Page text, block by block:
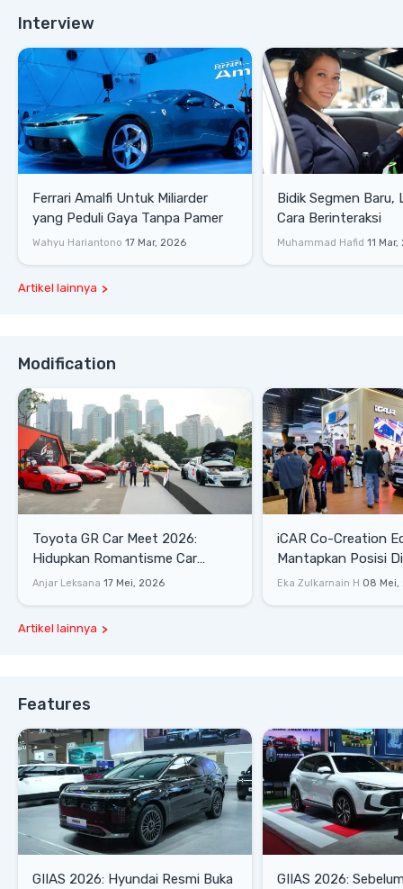
Interview
Ferrari Amalfi Untuk Miliarder
yang Peduli Gaya Tanpa Pamer
Wahyu Hariantono 17 Mar, 2026
Bidik Segmen Baru,
Cara Berinteraksi
Muhammad Hafid 11
Artikel lainnya
Modification
Toyota GR Car Meet 2026:
Hidupkan Romantisme Car
Culture Era 90-an
Anjar Leksana 17 Mei, 2026
iCAR Co-Creation
Mantapkan Posisi
Gaya Hidup
Eka Zulkarnain H 08 Mei,
Artikel lainnya
Features
GIIAS 2026: Hyundai Resmi Buka
GIIAS 2026: